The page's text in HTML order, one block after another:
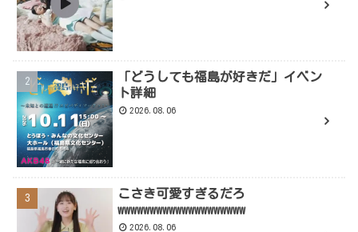
「どうしても福島が好きだ」イベン
ト詳細
2026.08.06
こさき可愛すぎるだろ
wwwwwwwwwwwwwwwwwwww
2026.08.06